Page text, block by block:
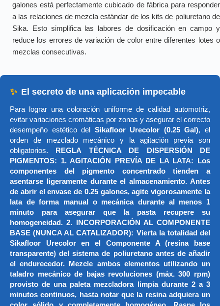
galones está perfectamente cubicado de fábrica para responder
a las relaciones de mezcla estándar de los kits de poliuretano de
Sika. Esto simplifica las labores de dosificación en campo y
reduce los errores de variación de color entre diferentes lotes o
mezclas consecutivas.
✨ El secreto de una aplicación impecable
Para lograr una coloración uniforme de calidad automotriz,
evitar variaciones cromáticas por zonas y asegurar el correcto
desempeño estético del Sikafloor Urecolor (0.25 Gal), el
orden de mezclado mecánico y la agitación previa son
obligatorios.
REGLA TÉCNICA DE DISPERSIÓN DE
PIGMENTOS: 1. AGITACIÓN PREVÍA DE LA LATA: Los
componentes del pigmento concentrado tienden a
asentarse ligeramente durante el almacenamiento. Antes
de abrir el envase de 0.25 galones, agite vigorosamente la
lata de forma manual o mecánica durante al menos 1
minuto para asegurar que la pasta recupere su
homogeneidad. 2. INCORPORACIÓN AL COMPONENTE
BASE (NUNCA AL CATALIZADOR): Vierta la totalidad del
Sikafloor Urecolor en el Componente A (resina base
transparente) del sistema de poliuretano antes de añadir
el endurecedor. Mezcle ambos elementos utilizando un
taladro mecánico de bajas revoluciones (máx. 300 rpm)
provisto de una paleta mezcladora limpia durante 2 a 3
minutos continuos, hasta notar que la resina adquiera un